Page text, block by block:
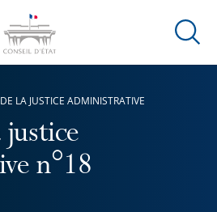
Ouvrir
n°18
LA JUSTICE ADMINISTRATIVE